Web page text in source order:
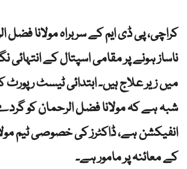
کراچی، پی ڈی ایم کے سربراہ مولانا
ناساز ہونے پر مقامی اسپتال کے
میں زیر علاج ہیں۔ ابتدائی ٹیسٹ رپورٹ
شبہ ہے کہ مولانا فضل الرحمان کو
انفیکشن ہے، ڈاکٹرز کی خصوصی ٹیم
کے معائنہ پر مامور ہے۔